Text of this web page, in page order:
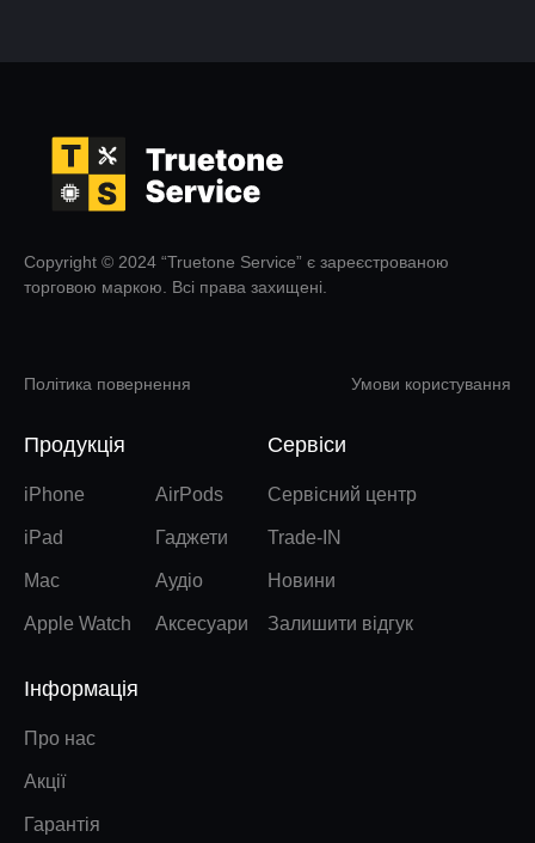
Copyright © 2024 “Truetone Service” є зареєстрованою
торговою маркою. Всі права захищені.
Політика повернення Умови користування
Продукція
iPhone
iPad
Mac
Apple Watch
AirPods
Гаджети
Аудіо
Аксесуари
Сервіси
Сервісний центр
Trade-IN
Новини
Залишити відгук
Інформація
Про нас
Акції
Гарантія